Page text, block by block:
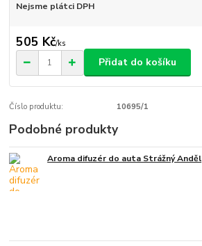
Nejsme plátci DPH
505 Kč/ks
Přidat do košíku
Číslo produktu: 10695/1
Podobné produkty
Aroma difuzér do auta Strážný Anděl